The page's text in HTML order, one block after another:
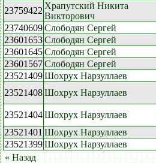
23759422 Храпутский Никита
Викторович
23740609Слободян Сергей
23601653Слободян Сергей
23601645Слободян Сергей
23601567Слободян Сергей
23521409Шохрух Нарзуллаев
23521408Шохрух Нарзуллаев
23521404Шохрух Нарзуллаев
23521401 Шохрух Нарзуллаев
23521399Шохрух Нарзуллаев
« Назад